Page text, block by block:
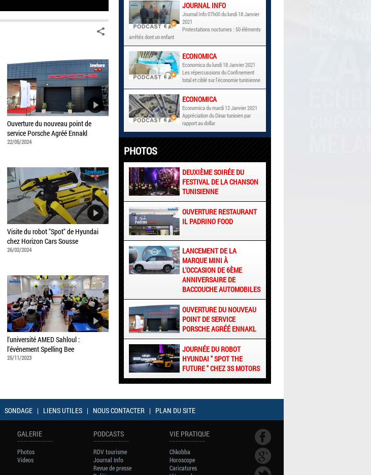
Ouverture du nouveau point de
service Porsche Agréé Ennakl
22/05/2024
Visite du robot "Spot" de Hyundai
chez Horizon Cars Sousse
26/02/2024
l'université AMED Sahloul :
l'événement Spelling Bee
25/11/2023
JOURNAL INFO
Journal Info 07h00 du lundi 18 Janvier
2021
Protestations nocturnes : 50 éléments
arrêtés dont un enfant
ECONOMICA
Economica du lundi 18 Janvier 2021
Les répercussions du Confinement
total et ciblé sur l'économie tunisienne
ECONOMICA
Economica du mardi 12 Janvier 2021
Appréciation du Dinar tunisien par
rapport au dollar
PHOTOS
DEUXIÈME SOIRÉE DU
FESTIVAL DE LA CHANSON
TUNISIENNE
OUVERTURE RESTAURANT
IL PADRINO FOOD
LANCEMENT DE LA
MARQUE MINI À
L'OCCASION DE 6ÈME
ANNIVERSAIRE DE
BACCOUCHE AUTOMOBILES
OUVERTURE DU NOUVEAU
POINT DE SERVICE
PORSCHE AGRÉÉ ENNAKL
JOURNÉE DU ROBOT
HYUNDAI " SPOT THE
FUTURE " CHEZ 3S MOTORS
SONDAGE | LIENS UTILES | NOUS CONTACTER | PLAN DU SITE
GALERIE
Photos
Videos
PODCASTS
RDV tourisme
Journal Info
Revue de presse
VIE PRATIQUE
Chkobba
Horoscope
Caricatures